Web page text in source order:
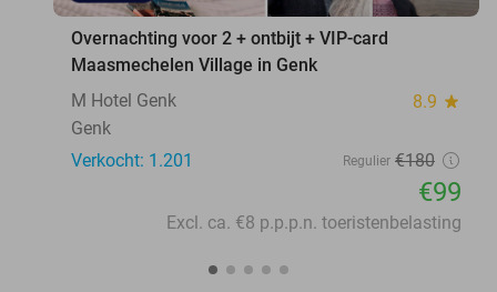
Overnachting voor 2 + ontbijt + VIP-card
Maasmechelen Village in Genk
M Hotel Genk
8.9 star
Genk
Verkocht: 1.201
Regulier €180
€99
Excl. ca. €8 p.p.p.n. toeristenbelasting